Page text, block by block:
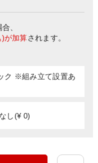
、
)が加算されます。
ク ※組み立て設置あ
し(¥ 0)